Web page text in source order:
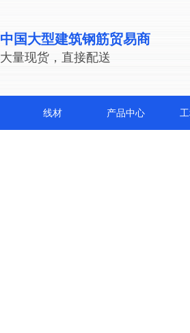
中国大型建筑钢筋贸易商
大量现货，直接配送
线材 产品中心